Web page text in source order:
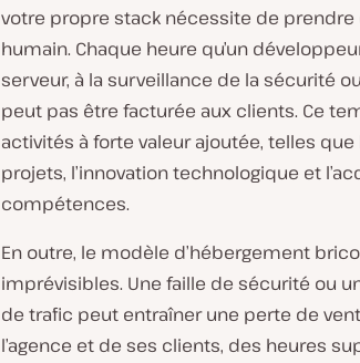
votre propre stack nécessite de
humain. Chaque heure qu’un
serveur, à la surveillance de la sécurité
peut pas être facturée aux clients. Ce
activités à forte valeur ajoutée, telles
projets, l’innovation technologique et
compétences.
En outre, le modèle d’hébergement
imprévisibles. Une faille de sécurité ou
de trafic peut entraîner une perte de
l’agence et de ses clients, des heures